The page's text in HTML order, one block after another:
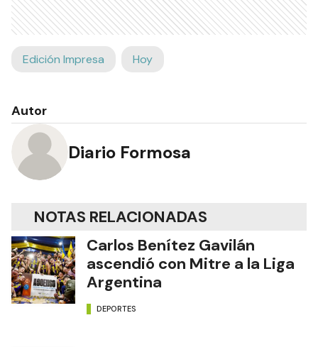
Edición Impresa Hoy
Autor
Diario Formosa
NOTAS RELACIONADAS
Carlos Benítez Gavilán
ascendió con Mitre a la Liga
Argentina
DEPORTES